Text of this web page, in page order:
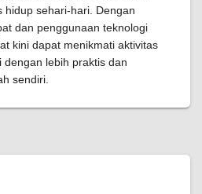
hidup sehari-hari. Dengan
dan penggunaan teknologi
kini dapat menikmati aktivitas
lebih praktis dan
sendiri.